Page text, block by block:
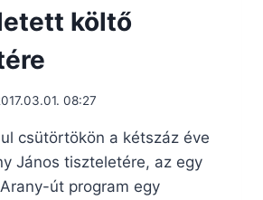
költő
08:27
csütörtökön a kétszáz éve
János tiszteletére, az egy
út program egy